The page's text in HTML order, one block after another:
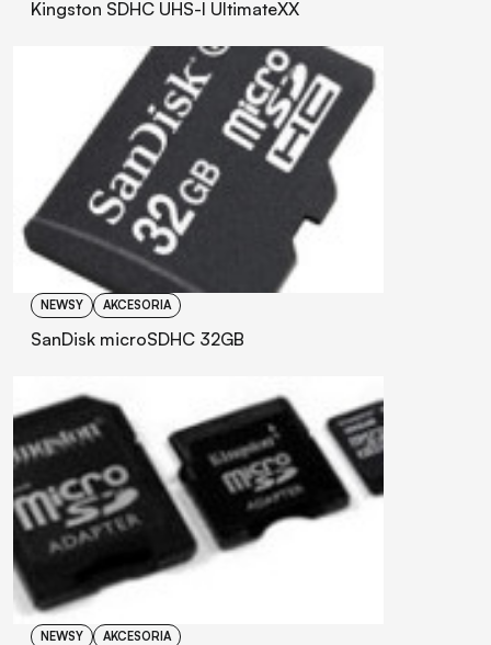
Kingston SDHC UHS-I UltimateXX
NEWSY AKCESORIA
SanDisk microSDHC 32GB
NEWSY AKCESORIA